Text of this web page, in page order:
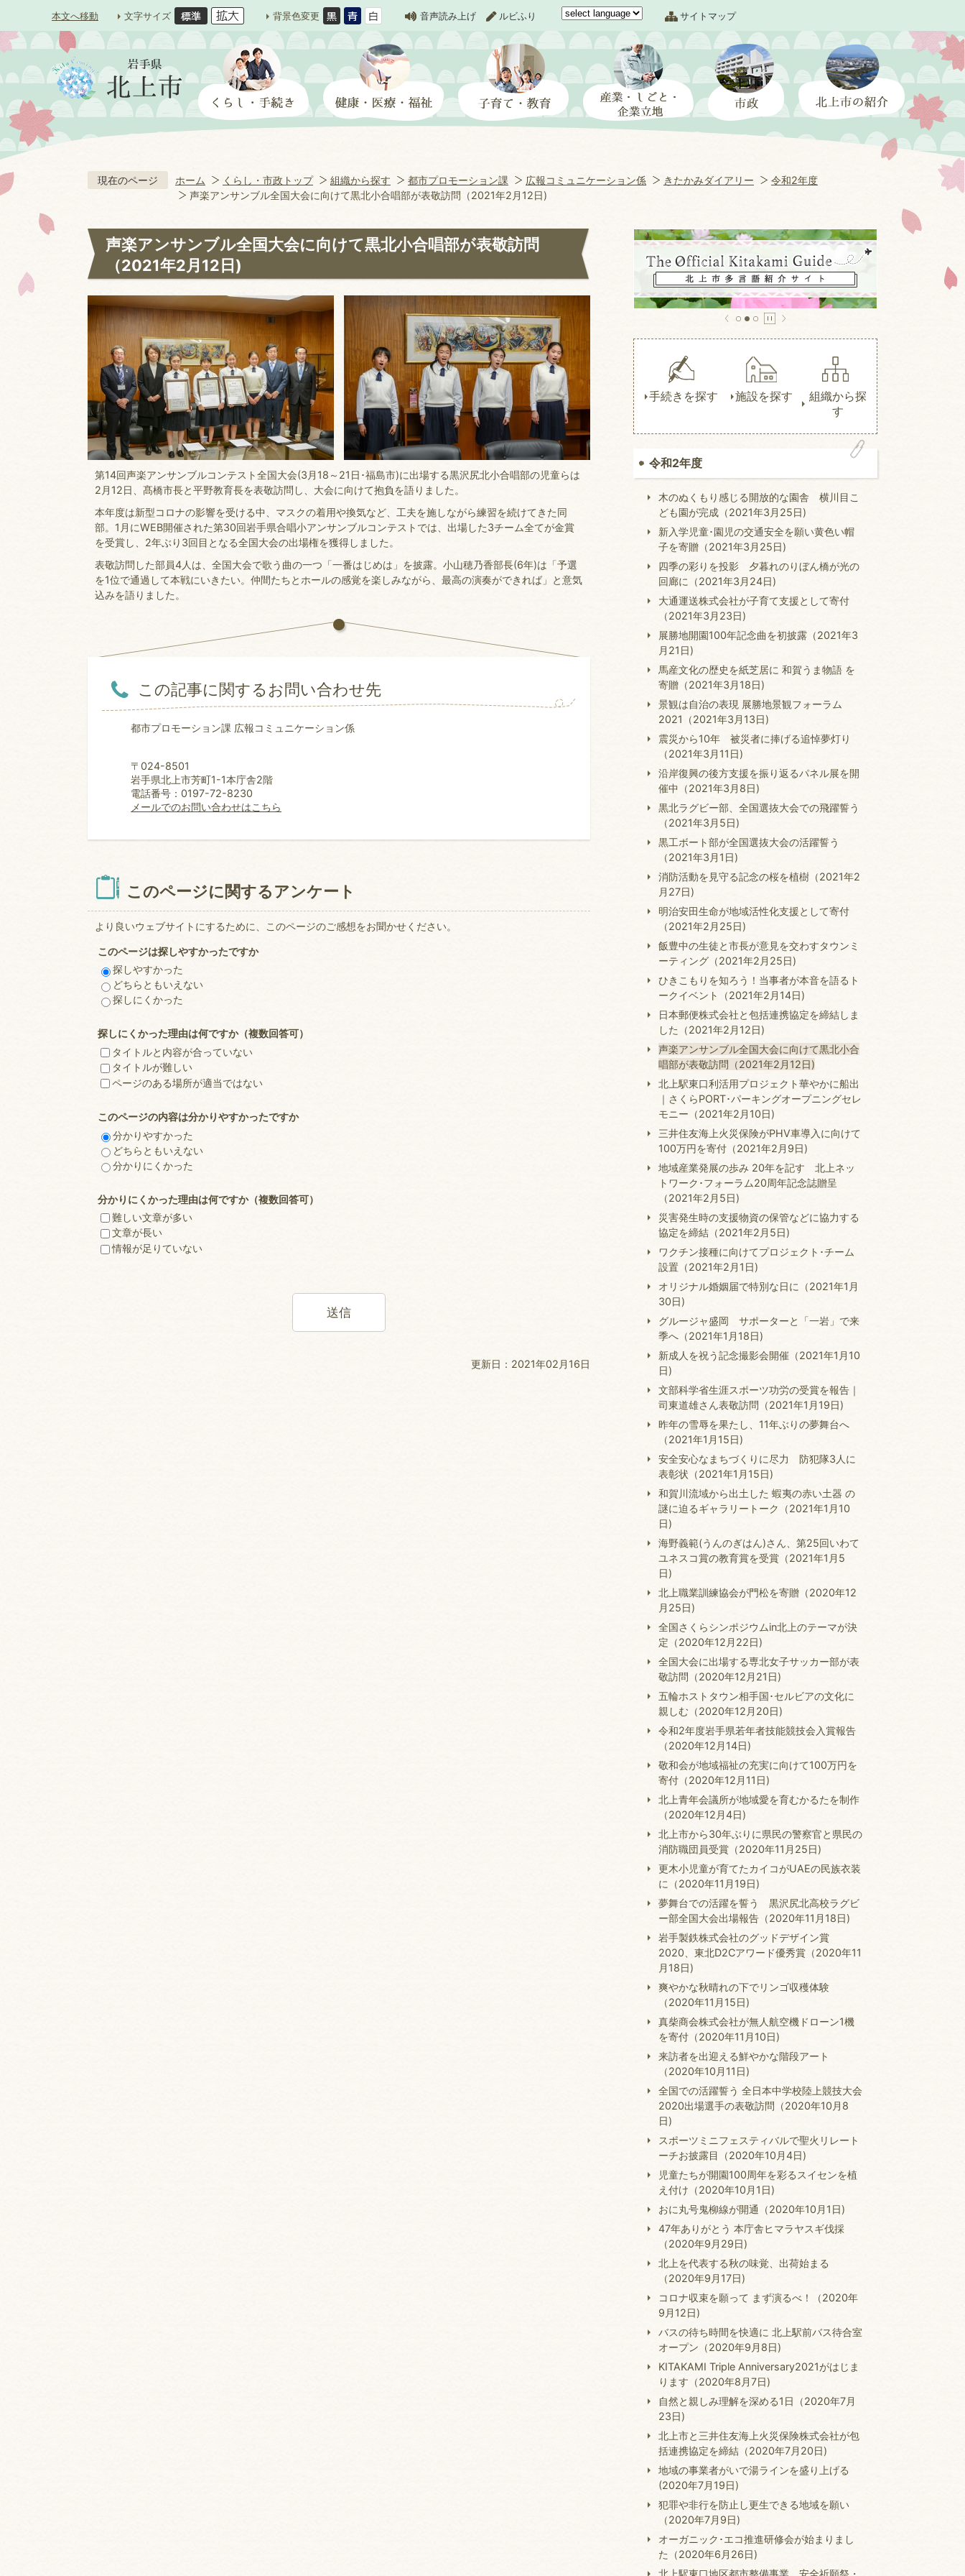
本文へ移動 文字サイズ 背景色変更 音声読み上げ ルビふり サイトマップ
現在のページ ホーム くらし・市政トップ 組織から探す 都市プロモーション課 広報コミュニケーション係 きたかみダイアリー
令和2年度
声楽アンサンブル全国大会に向けて黒北小合唱部が表敬訪問（2021年2月12日)
声楽アンサンブル全国大会に向けて黒北小合唱部が表敬訪問
（2021年2月12日)
第14回声楽アンサンブルコンテスト全国大会(3月18～21日･福島市)に出場する黒沢尻北小合唱部の児童らは
2月12日、髙橋市長と平野教育長を表敬訪問し、大会に向けて抱負を語りました。
本年度は新型コロナの影響を受ける中、マスクの着用や換気など、工夫を施しながら練習を続けてきた同
部。1月にWEB開催された第30回岩手県合唱小アンサンブルコンテストでは、出場した3チーム全てが金賞
を受賞し、2年ぶり3回目となる全国大会の出場権を獲得しました。
表敬訪問した部員4人は、全国大会で歌う曲の一つ「一番はじめは」を披露。小山穂乃香部長(6年)は「予選
を1位で通過して本戦にいきたい。仲間たちとホールの感覚を楽しみながら、最高の演奏ができれば」と意気
込みを語りました。
この記事に関するお問い合わせ先
都市プロモーション課 広報コミュニケーション係
〒024-8501
岩手県北上市芳町1-1本庁舎2階
電話番号：0197-72-8230
メールでのお問い合わせはこちら
このページに関するアンケート
より良いウェブサイトにするために、このページのご感想をお聞かせください。
このページは探しやすかったですか
探しやすかった
どちらともいえない
探しにくかった
探しにくかった理由は何ですか（複数回答可）
タイトルと内容が合っていない
タイトルが難しい
ページのある場所が適当ではない
このページの内容は分かりやすかったですか
分かりやすかった
どちらともいえない
分かりにくかった
分かりにくかった理由は何ですか（複数回答可）
難しい文章が多い
文章が長い
情報が足りていない
更新日：2021年02月16日
手続きを探す 施設を探す
組織から探
す
令和2年度
木のぬくもり感じる開放的な園舎 横川目こ
ども園が完成（2021年3月25日)
新入学児童･園児の交通安全を願い黄色い帽
子を寄贈（2021年3月25日)
四季の彩りを投影 夕暮れのりぼん橋が光の
回廊に（2021年3月24日)
大通運送株式会社が子育て支援として寄付
（2021年3月23日)
展勝地開園100年記念曲を初披露（2021年3
月21日)
馬産文化の歴史を紙芝居に 和賀うま物語 を
寄贈（2021年3月18日)
景観は自治の表現 展勝地景観フォーラム
2021（2021年3月13日)
震災から10年 被災者に捧げる追悼夢灯り
（2021年3月11日)
沿岸復興の後方支援を振り返るパネル展を開
催中（2021年3月8日)
黒北ラグビー部、全国選抜大会での飛躍誓う
（2021年3月5日)
黒工ボート部が全国選抜大会の活躍誓う
（2021年3月1日)
消防活動を見守る記念の桜を植樹（2021年2
月27日)
明治安田生命が地域活性化支援として寄付
（2021年2月25日)
飯豊中の生徒と市長が意見を交わすタウンミ
ーティング（2021年2月25日)
ひきこもりを知ろう！当事者が本音を語るト
ークイベント（2021年2月14日)
日本郵便株式会社と包括連携協定を締結しま
した（2021年2月12日)
声楽アンサンブル全国大会に向けて黒北小合
唱部が表敬訪問（2021年2月12日)
北上駅東口利活用プロジェクト華やかに船出
｜さくらPORT･パーキングオープニングセレ
モニー（2021年2月10日)
三井住友海上火災保険がPHV車導入に向けて
100万円を寄付（2021年2月9日)
地域産業発展の歩み 20年を記す 北上ネッ
トワーク･フォーラム20周年記念誌贈呈
（2021年2月5日)
災害発生時の支援物資の保管などに協力する
協定を締結（2021年2月5日)
ワクチン接種に向けてプロジェクト･チーム
設置（2021年2月1日)
オリジナル婚姻届で特別な日に（2021年1月
30日)
グルージャ盛岡 サポーターと「一岩」で来
季へ（2021年1月18日)
新成人を祝う記念撮影会開催（2021年1月10
日)
文部科学省生涯スポーツ功労の受賞を報告｜
司東道雄さん表敬訪問（2021年1月19日)
昨年の雪辱を果たし、11年ぶりの夢舞台へ
（2021年1月15日)
安全安心なまちづくりに尽力 防犯隊3人に
表彰状（2021年1月15日)
和賀川流域から出土した 蝦夷の赤い土器 の
謎に迫るギャラリートーク（2021年1月10
日)
海野義範(うんのぎはん)さん、第25回いわて
ユネスコ賞の教育賞を受賞（2021年1月5
日)
北上職業訓練協会が門松を寄贈（2020年12
月25日)
全国さくらシンポジウムin北上のテーマが決
定（2020年12月22日)
全国大会に出場する専北女子サッカー部が表
敬訪問（2020年12月21日)
五輪ホストタウン相手国･セルビアの文化に
親しむ（2020年12月20日)
令和2年度岩手県若年者技能競技会入賞報告
（2020年12月14日)
敬和会が地域福祉の充実に向けて100万円を
寄付（2020年12月11日)
北上青年会議所が地域愛を育むかるたを制作
（2020年12月4日)
北上市から30年ぶりに県民の警察官と県民の
消防職団員受賞（2020年11月25日)
更木小児童が育てたカイコがUAEの民族衣装
に（2020年11月19日)
夢舞台での活躍を誓う 黒沢尻北高校ラグビ
ー部全国大会出場報告（2020年11月18日)
岩手製鉄株式会社のグッドデザイン賞
2020、東北D2Cアワード優秀賞（2020年11
月18日)
爽やかな秋晴れの下でリンゴ収穫体験
（2020年11月15日)
真柴商会株式会社が無人航空機ドローン1機
を寄付（2020年11月10日)
来訪者を出迎える鮮やかな階段アート
（2020年10月11日)
全国での活躍誓う 全日本中学校陸上競技大会
2020出場選手の表敬訪問（2020年10月8
日)
スポーツミニフェスティバルで聖火リレート
ーチお披露目（2020年10月4日)
児童たちが開園100周年を彩るスイセンを植
え付け（2020年10月1日)
おに丸号鬼柳線が開通（2020年10月1日)
47年ありがとう 本庁舎ヒマラヤスギ伐採
（2020年9月29日)
北上を代表する秋の味覚、出荷始まる
（2020年9月17日)
コロナ収束を願って まず演るべ！（2020年
9月12日)
バスの待ち時間を快適に 北上駅前バス待合室
オープン（2020年9月8日)
KITAKAMI Triple Anniversary2021がはじま
ります（2020年8月7日)
自然と親しみ理解を深める1日（2020年7月
23日)
北上市と三井住友海上火災保険株式会社が包
括連携協定を締結（2020年7月20日)
地域の事業者がいで湯ラインを盛り上げる
(2020年7月19日)
犯罪や非行を防止し更生できる地域を願い
（2020年7月9日)
オーガニック･エコ推進研修会が始まりまし
た（2020年6月26日)
北上駅東口地区都市整備事業 安全祈願祭・